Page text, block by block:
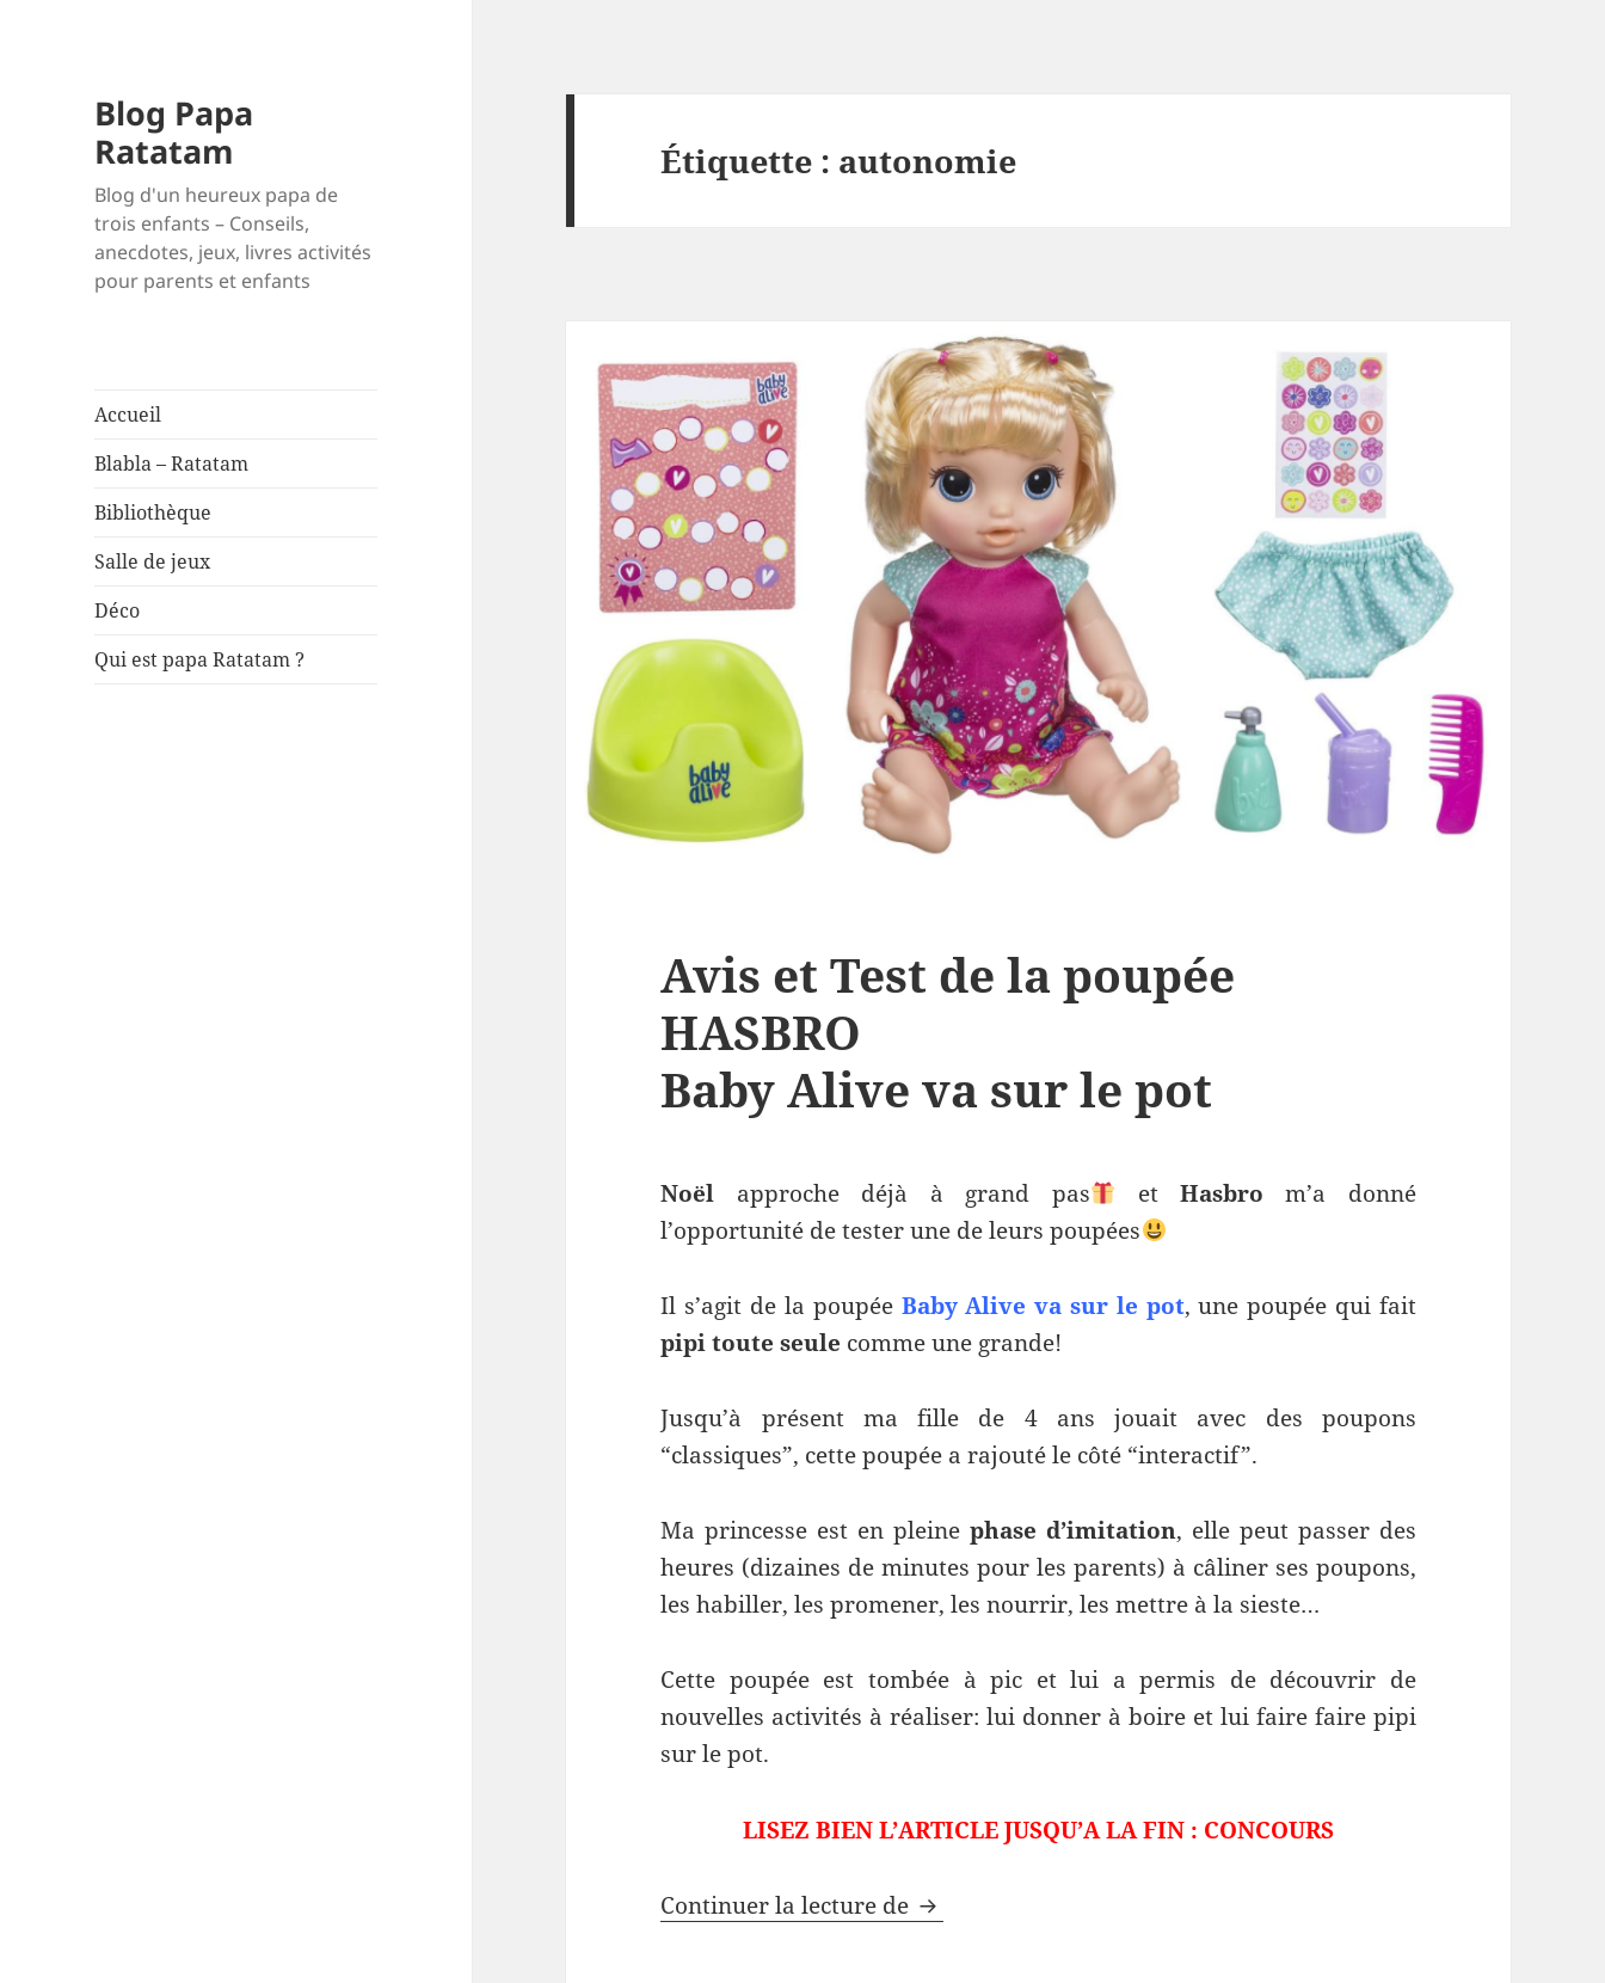
Blog Papa
Ratatam
Blog d'un heureux papa de
trois enfants – Conseils,
anecdotes, jeux, livres activités
pour parents et enfants
Accueil
Blabla – Ratatam
Bibliothèque
Salle de jeux
Déco
Qui est papa Ratatam ?
Étiquette : autonomie
Avis et Test de la poupée
HASBRO
Baby Alive va sur le pot
Noël approche déjà à grand pas etHasbro m’a donné
l’opportunité de tester une de leurs poupées
Il s’agit de la poupée Baby Alive va sur le pot, une poupée qui fait
pipi toute seule comme une grande!
Jusqu’à présent ma fille de 4 ans jouait avec des poupons
“classiques”, cette poupée a rajouté le côté “interactif”.
Ma princesse est en pleinephase d’imitation, elle peut passer des
heures (dizaines de minutes pour les parents) à câliner ses poupons,
les habiller, les promener, les nourrir, les mettre à la sieste…
Cette poupée est tombée à pic et lui a permis de découvrir de
nouvelles activités à réaliser: lui donner à boire et lui faire faire pipi
sur le pot.
LISEZ BIEN L’ARTICLE JUSQU’A LA FIN : CONCOURS
Continuer la lecture de Avis et Test de la poupée HASBRO